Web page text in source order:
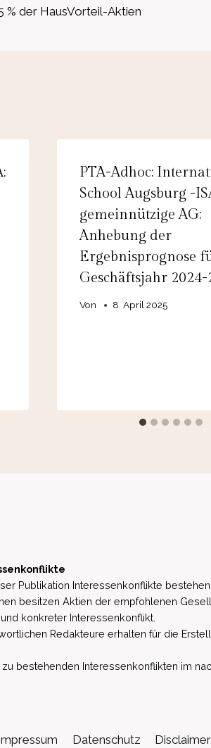
% der HausVorteil-Aktien
PTA-Adhoc:
School Augsburg -
gemeinnützige AG:
Anhebung der
Ergebnisprognose
Geschäftsjahr 2024-
Von 8. April 2025
Publikation Interessenkonflikte bestehen:
besitzen Aktien der empfohlenen
konkreter Interessenkonflikt.
Redakteure erhalten für die
bestehenden Interessenkonflikten im
Datenschutz Disclaimer